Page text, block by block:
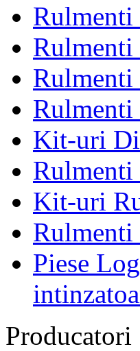
Rulmenti
Rulmenti
Kit-uri
Kit-uri
Rulmenti
Piese
Producatori